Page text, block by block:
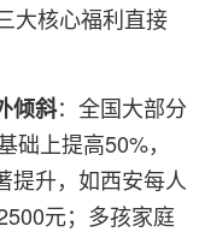
大核心福利直接
倾斜：全国大部分
上提高50%，
提升，如西安每人
元；多孩家庭